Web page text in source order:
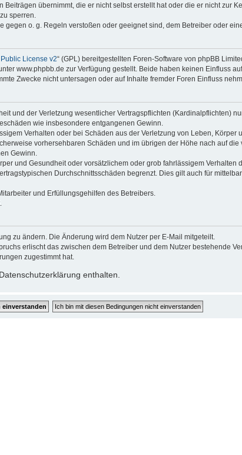
übernimmt, die er nicht selbst erstellt hat oder die er nicht zur
sperren.
o. g. Regeln verstoßen oder geeignet sind, dem Betreiber oder
License v2“ (GPL) bereitgestellten Foren-Software von phpBB
www.phpbb.de zur Verfügung gestellt. Beide haben keinen Einfluss
Zwecke nicht untersagen oder auf Inhalte fremder Foren Einfluss
und der Verletzung wesentlicher Vertragspflichten (Kardinalpflichten)
wie insbesondere entgangenen Gewinn.
Verhalten oder bei Schäden aus der Verletzung von Leben, Körper
vorhersehbaren Schäden und im übrigen der Höhe nach auf
Gewinn.
und Gesundheit oder vorsätzlichem oder grob fahrlässigem Verhalten
Durchschnittsschäden begrenzt. Dies gilt auch für
und Erfüllungsgehilfen des Betreibers.
zu ändern. Die Änderung wird dem Nutzer per E-Mail mitgeteilt.
erlischt das zwischen dem Betreiber und dem Nutzer bestehende
zugestimmt hat.
enthalten.